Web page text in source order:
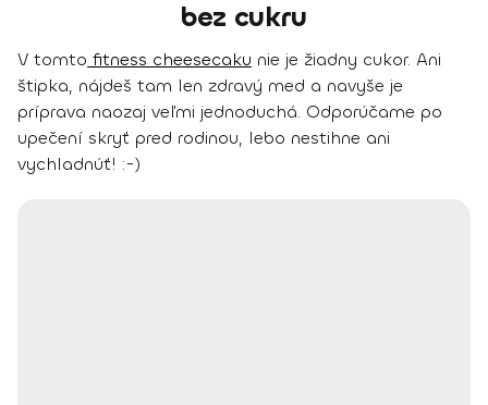
bez cukru
V tomto fitness cheesecaku nie je žiadny cukor. Ani
štipka, nájdeš tam len zdravý med a navyše je
príprava naozaj veľmi jednoduchá. Odporúčame po
upečení skryť pred rodinou, lebo nestihne ani
vychladnúť! :-)